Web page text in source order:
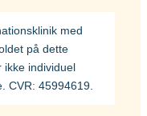
med
på dette
ikke individuel
CVR: 45994619.